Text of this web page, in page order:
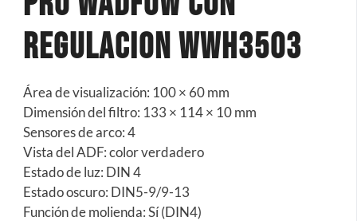
Regulacion WWH3503
Área de visualización: 100 × 60 mm
Dimensión del filtro: 133 × 114 × 10 mm
Sensores de arco: 4
Vista del ADF: color verdadero
Estado de luz: DIN 4
Estado oscuro: DIN5-9/9-13
Función de molienda: Sí (DIN4)